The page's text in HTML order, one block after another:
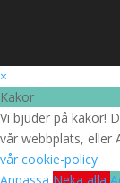
×
Kakor
Vi bjuder på kakor!
vår webbplats, eller
vår cookie-policy